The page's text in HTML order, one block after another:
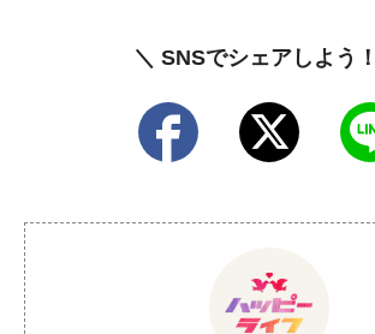
＼ SNSでシェアしよう